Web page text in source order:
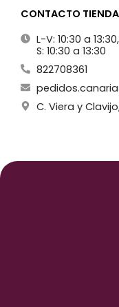
CONTACTO TIENDA
L-V: 10:30 a
S: 10:30 a 13:30
822708361
C. Viera y